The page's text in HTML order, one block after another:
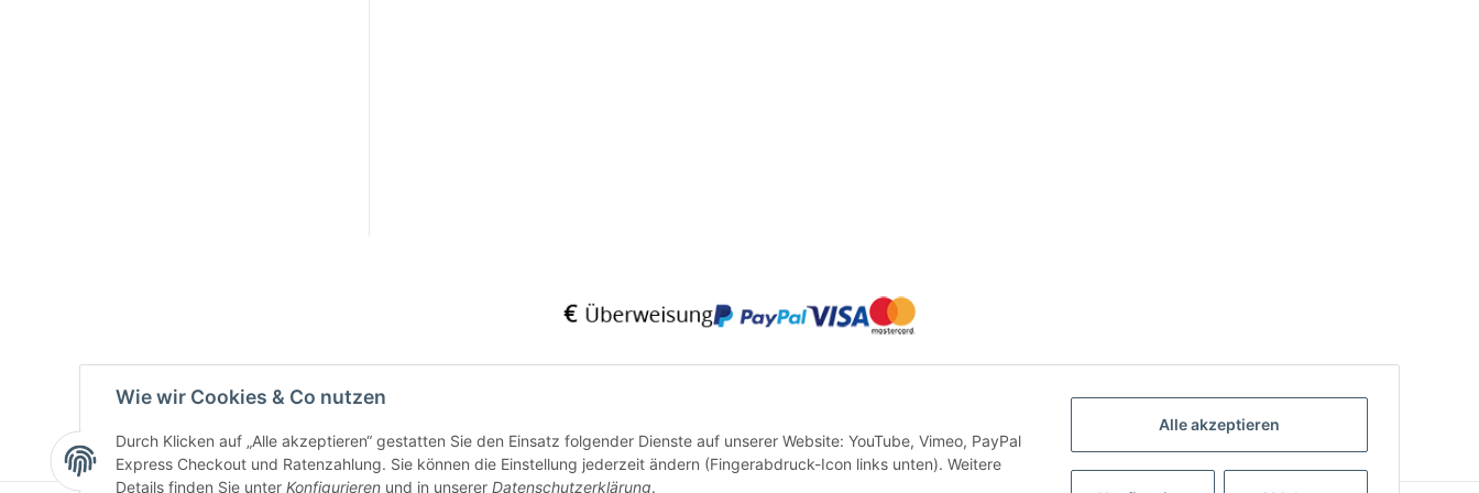
Wie wir Cookies & Co nutzen
Durch Klicken auf „Alle akzeptieren“ gestatten Sie den Einsatz folgender Dienste auf unserer Website: YouTube, Vimeo, PayPal
Express Checkout und Ratenzahlung. Sie können die Einstellung jederzeit ändern (Fingerabdruck-Icon links unten). Weitere
Details finden Sie unter Konfigurieren und in unserer Datenschutzerklärung.
Alle akzeptieren
VERTRAG WIDERRUFEN